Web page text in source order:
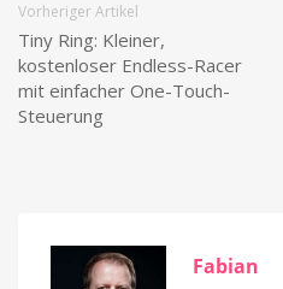
Vorheriger Artikel
Tiny Ring: Kleiner,
kostenloser Endless-Racer
mit einfacher One-Touch-
Steuerung
Fabian